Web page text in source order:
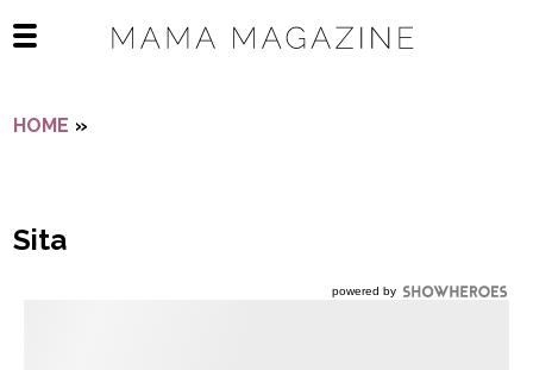
Open het mobiele menu
HOME »
Sita
powered by